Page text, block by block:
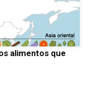
alimentos que